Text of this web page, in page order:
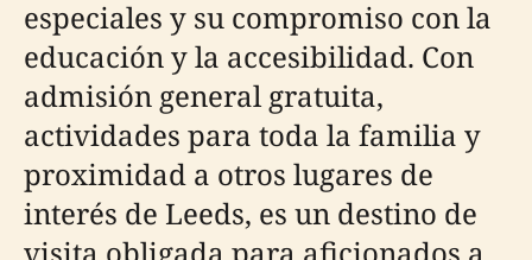
especiales y su compromiso con la
educación y la accesibilidad. Con
admisión general gratuita,
actividades para toda la familia y
proximidad a otros lugares de
interés de Leeds, es un destino de